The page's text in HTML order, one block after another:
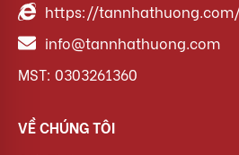
https://
info@tannhathuong.com
MST: 0303261360
VỀ CHÚNG TÔI